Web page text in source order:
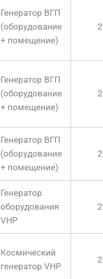
Генератор ВГП
(оборудование
+ помещение)
Генератор ВГП
(оборудование
+ помещение)
Генератор ВГП
(оборудование
+ помещение)
Генератор
оборудования
VHP
Космический
генератор VHP